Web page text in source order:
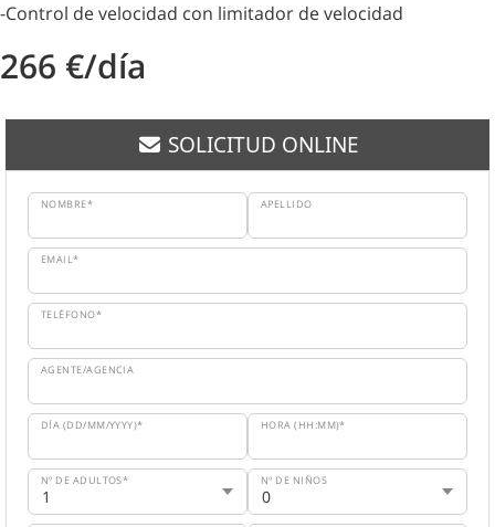
-Control de velocidad con limitador de velocidad
266 €/día
SOLICITUD ONLINE
NOMBRE* APELLIDO
EMAIL*
TELÉFONO*
AGENTE/AGENCIA
DÍA (DD/MM/YYYY)* HORA (HH:MM)*
Nº DE ADULTOS* Nº DE NIÑOS